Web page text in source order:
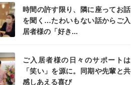
時間の許す限り、隣に座ってお話
を聞く…たわいもない話からご入
居者様の「好き...
ご入居者様の日々のサポートは
「笑い」を源に。同期や先輩と共
感しあえる喜び